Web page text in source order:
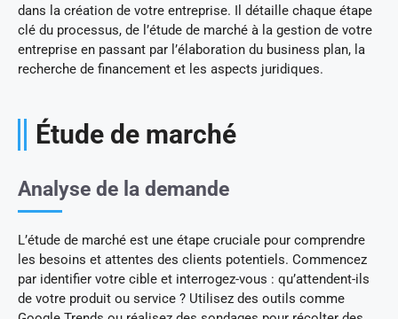
dans la création de votre entreprise. Il détaille chaque étape
clé du processus, de l’étude de marché à la gestion de votre
entreprise en passant par l’élaboration du business plan, la
recherche de financement et les aspects juridiques.
Étude de marché
Analyse de la demande
L’étude de marché est une étape cruciale pour comprendre
les besoins et attentes des clients potentiels. Commencez
par identifier votre cible et interrogez-vous : qu’attendent-ils
de votre produit ou service ? Utilisez des outils comme